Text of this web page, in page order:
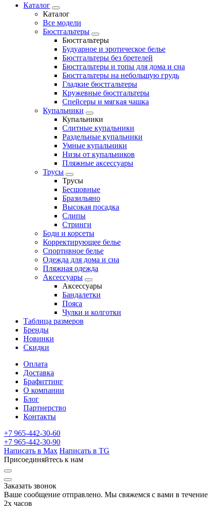
Каталог
Каталог
Все модели
Бюстгальтеры
Бюстгальтеры
Будуарное и эротическое белье
Бюстгальтеры без бретелей
Бюстгальтеры и топы для дома и сна
Бюстгальтеры на небольшую грудь
Гладкие бюстгальтеры
Кружевные бюстгальтеры
Спейсеры и мягкая чашка
Купальники
Купальники
Слитные купальники
Раздельные купальники
Умные купальники
Низы от купальников
Пляжные аксессуары
Трусы
Трусы
Бесшовные
Бразильяно
Высокая посадка
Слипы
Стринги
Боди и корсеты
Корректирующее белье
Спортивное белье
Одежда для дома и сна
Пляжная одежда
Аксессуары
Аксессуары
Бандалетки
Пояса
Чулки и колготки
Таблица размеров
Бренды
Новинки
Скидки
Оплата
Доставка
Брафиттинг
О компании
Блог
Партнерство
Контакты
+7 965-442-30-60
+7 965-442-30-90
Написать в Max Написать в TG
Присоединяйтесь к нам
Заказать звонок
Ваше сообщение отправлено. Мы свяжемся с вами в течение
2х часов